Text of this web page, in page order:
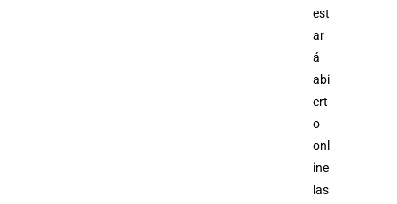
est
ar
á
abi
ert
o
onl
ine
las